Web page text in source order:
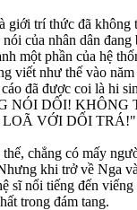
giới trí thức đã
của nhân dân
một phần của hệ
viết như thế vào
đã được coi là hi
NÓI DỐI!
VỚI DỐI TRÁ!"
chẳng có mấy
khi trở về Nga
sĩ nổi tiếng đến
trong đám tang.